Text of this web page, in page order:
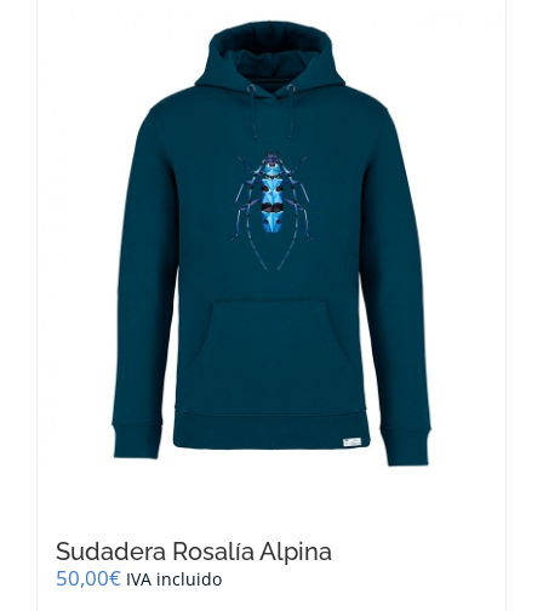
variantes.
Las
opciones
se
elegir
en
página
de
producto
Sudadera Rosalía Alpina
50,00€ IVA incluido